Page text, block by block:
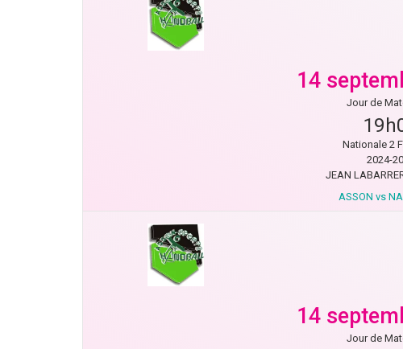
14
Jour de
Nationale 2
2024-
JEAN
ASSON vs
14
Jour de